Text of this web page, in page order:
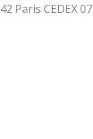
Paris CEDEX 07